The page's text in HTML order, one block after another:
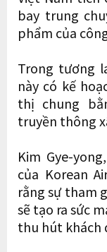
bay trung
phẩm của
Trong tương
này có kế
thị chung
truyền thông
Kim Gye-
của Korean
rằng sự tham
sẽ tạo ra sức
thu hút khách